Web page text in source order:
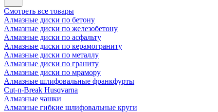
Смотреть все товары
Алмазные диски по бетону
Алмазные диски по железобетону
Алмазные диски по асфальту
Алмазные диски по керамограниту
Алмазные диски по металлу
Алмазные диски по граниту
Алмазные диски по мрамору
Алмазные шлифовальные франкфурты
Cut-n-Break Husqvarna
Алмазные чашки
Алмазные гибкие шлифовальные круги